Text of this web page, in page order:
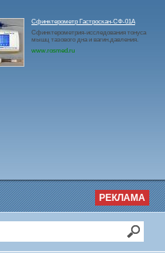
Сфинктерометр Гастроскан-СФ-01А
Сфинктерометрия-исследования тонуса
мышц тазового дна и вагин.давления.
www.rosmed.ru
РЕКЛАМА